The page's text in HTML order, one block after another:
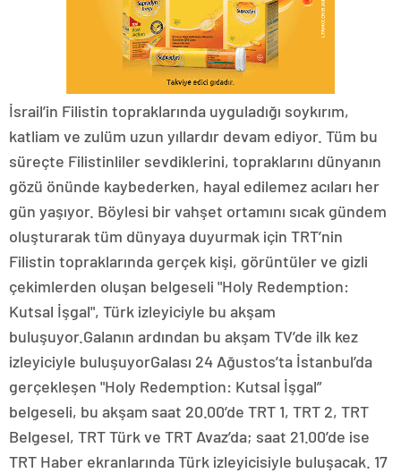
İsrail’in Filistin topraklarında uyguladığı soykırım,
katliam ve zulüm uzun yıllardır devam ediyor. Tüm bu
süreçte Filistinliler sevdiklerini, topraklarını dünyanın
gözü önünde kaybederken, hayal edilemez acıları her
gün yaşıyor. Böylesi bir vahşet ortamını sıcak gündem
oluşturarak tüm dünyaya duyurmak için TRT’nin
Filistin topraklarında gerçek kişi, görüntüler ve gizli
çekimlerden oluşan belgeseli "Holy Redemption:
Kutsal İşgal", Türk izleyiciyle bu akşam
buluşuyor.Galanın ardından bu akşam TV’de ilk kez
izleyiciyle buluşuyorGalası 24 Ağustos’ta İstanbul’da
gerçekleşen "Holy Redemption: Kutsal İşgal”
belgeseli, bu akşam saat 20.00’de TRT 1, TRT 2, TRT
Belgesel, TRT Türk ve TRT Avaz’da; saat 21.00’de ise
TRT Haber ekranlarında Türk izleyicisiyle buluşacak. 17